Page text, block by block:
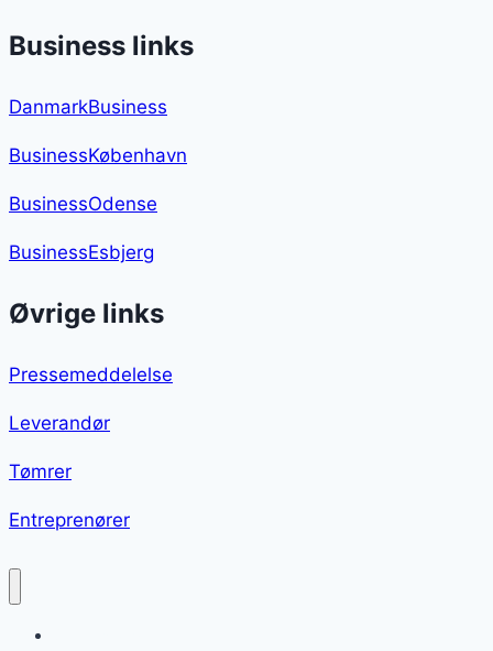
Business links
DanmarkBusiness
BusinessKøbenhavn
BusinessOdense
BusinessEsbjerg
Øvrige links
Pressemeddelelse
Leverandør
Tømrer
Entreprenører